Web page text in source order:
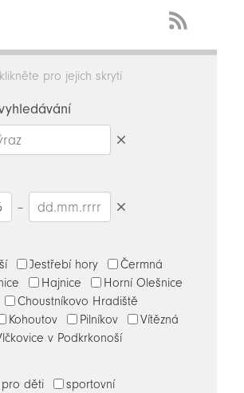
Feed
pro jejich skrytí
–
Jestřebí hory
Čermná
Hajnice
Horní Olešnice
Choustníkovo Hradiště
Kohoutov Pilníkov
Vítězná
v Podkrkonoší
pro děti sportovní